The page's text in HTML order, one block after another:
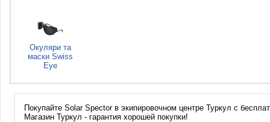
Окуляри та
маски Swiss
Eye
Покупайте Solar Spector в экипировочном центре Туркул с
Магазин Туркул - гарантия хорошей покупки!